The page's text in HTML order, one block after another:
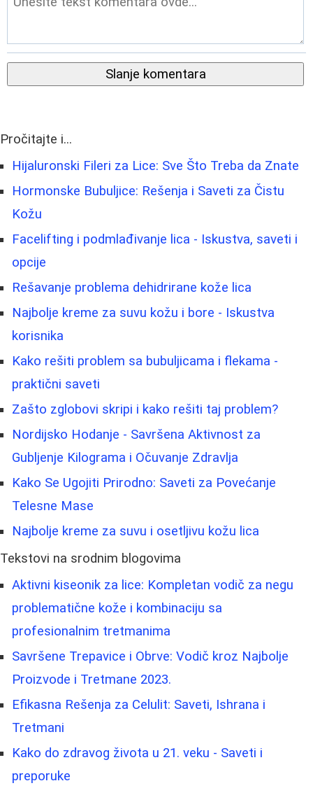
Slanje komentara
Pročitajte i...
Hijaluronski Fileri za Lice: Sve Što Treba da Znate
Hormonske Bubuljice: Rešenja i Saveti za Čistu
Kožu
Facelifting i podmlađivanje lica - Iskustva, saveti i
opcije
Rešavanje problema dehidrirane kože lica
Najbolje kreme za suvu kožu i bore - Iskustva
korisnika
Kako rešiti problem sa bubuljicama i flekama -
praktični saveti
Zašto zglobovi skripi i kako rešiti taj problem?
Nordijsko Hodanje - Savršena Aktivnost za
Gubljenje Kilograma i Očuvanje Zdravlja
Kako Se Ugojiti Prirodno: Saveti za Povećanje
Telesne Mase
Najbolje kreme za suvu i osetljivu kožu lica
Tekstovi na srodnim blogovima
Aktivni kiseonik za lice: Kompletan vodič za negu
problematične kože i kombinaciju sa
profesionalnim tretmanima
Savršene Trepavice i Obrve: Vodič kroz Najbolje
Proizvode i Tretmane 2023.
Efikasna Rešenja za Celulit: Saveti, Ishrana i
Tretmani
Kako do zdravog života u 21. veku - Saveti i
preporuke